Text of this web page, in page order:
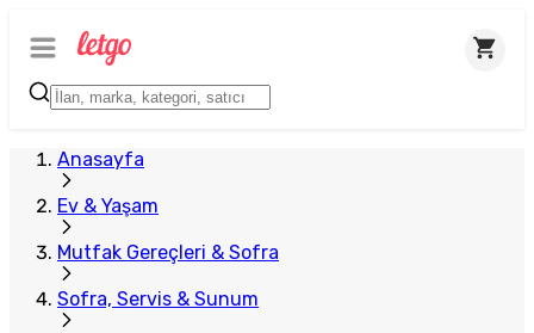
Anasayfa
Ev & Yaşam
Mutfak Gereçleri & Sofra
Sofra, Servis & Sunum